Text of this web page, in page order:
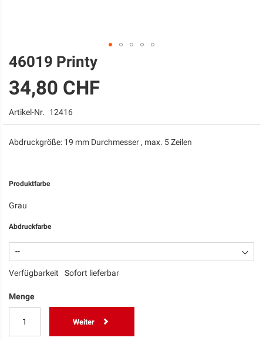
Zum
Anfang
der
Bildgalerie
46019 Printy
34,80 CHF
Artikel-Nr. 12416
Abdruckgröße: 19 mm Durchmesser , max. 5 Zeilen
Produktfarbe
Grau
Abdruckfarbe
Verfügbarkeit Sofort lieferbar
Menge
Weiter